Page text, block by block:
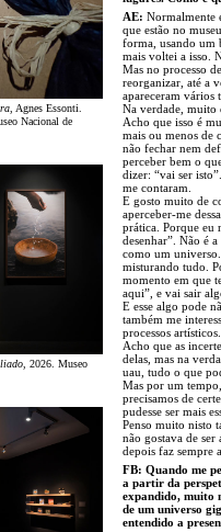
, Agnes Essonti.
Nacional de
, 2026. Museo
AE: Normalmente
que estão no
forma, usando um
mais voltei a isso.
Mas no processo
reorganizar, até a
apareceram vários
Na verdade, muito
Acho que isso é
mais ou menos de
não fechar nem
perceber bem o
dizer: “vai ser
me contaram.
E gosto muito de
aperceber-me
prática. Porque eu
desenhar”. Não é
como um universo.
misturando tudo.
momento em que
aqui”, e vai sair
E esse algo pode
também me
processos artísticos.
Acho que as
delas, mas na
uau, tudo o que
Mas por um
precisamos de
pudesse ser mais
Penso muito nisto
não gostava de
depois faz sempre
FB: Quando me
a partir da
expandido, muito
de um universo
entendido a